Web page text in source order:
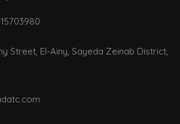
Street, El-Ainy, Sayeda Zeinab District,